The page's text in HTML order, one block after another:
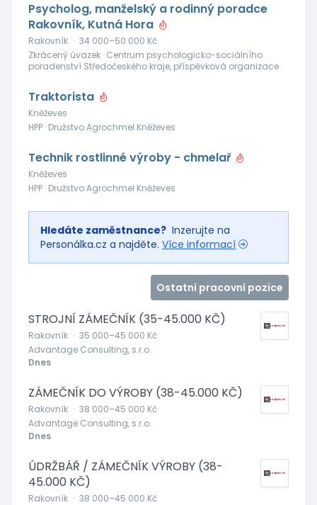
Psycholog, manželský a rodinný poradce
Rakovník, Kutná Hora
Rakovník · 34 000–50 000 Kč
Zkrácený úvazek · Centrum psychologicko-sociálního
poradenství Středočeského kraje, příspěvková organizace
Traktorista
Kněževes
HPP · Družstvo Agrochmel Kněževes
Technik rostlinné výroby - chmelař
Kněževes
HPP · Družstvo Agrochmel Kněževes
Hledáte zaměstnance? Inzerujte na
Personálka.cz a najděte. Více informací
Ostatní pracovní pozice
STROJNÍ ZÁMEČNÍK (35-45.000 KČ)
Rakovník · 35 000–45 000 Kč
Advantage Consulting, s.r.o.
Dnes
ZÁMEČNÍK DO VÝROBY (38-45.000 KČ)
Rakovník · 38 000–45 000 Kč
Advantage Consulting, s.r.o.
Dnes
ÚDRŽBÁŘ / ZÁMEČNÍK VÝROBY (38-
45.000 KČ)
Rakovník · 38 000–45 000 Kč